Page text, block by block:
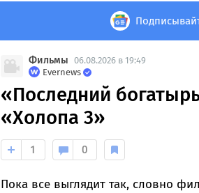
Фильмы 06.08.2026 в 19:49
Evernews
«Последний
«Холопа 3»
1 0
Пока все выглядит так, словно